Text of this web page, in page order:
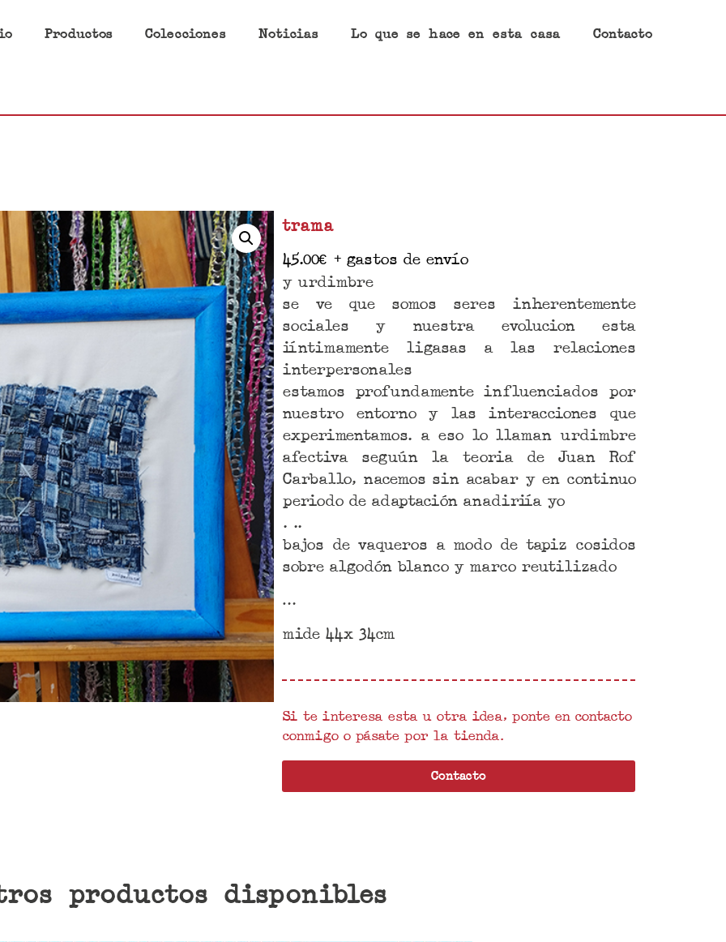
Productos Colecciones Noticias Lo que se hace en esta casa Contacto
trama
45.00€ + gastos de envío
y urdimbre
se ve que somos seres inherentemente
sociales y nuestra evolucion esta
iíntimamente ligasas a las relaciones
interpersonales
estamos profundamente influenciados por
nuestro entorno y las interacciones que
experimentamos. a eso lo llaman urdimbre
afectiva seguún la teoria de Juan Rof
Carballo, nacemos sin acabar y en continuo
periodo de adaptación anadiriía yo
. ..
bajos de vaqueros a modo de tapiz cosidos
sobre algodón blanco y marco reutilizado
…
mide 44x 34cm
Si te interesa esta u otra idea, ponte en contacto
conmigo o pásate por la tienda.
Contacto
productos disponibles